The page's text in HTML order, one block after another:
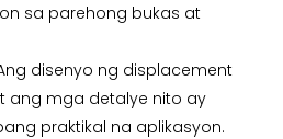
sa parehong bukas at
disenyo ng displacement
ang mga detalye nito ay
praktikal na aplikasyon.